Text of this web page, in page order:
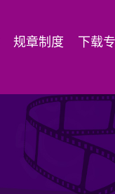
规章制度 下载